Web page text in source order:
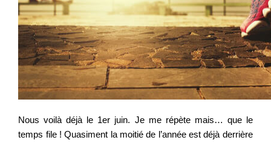
Nous voilà déjà le 1er juin. Je me répète mais… que le
temps file ! Quasiment la moitié de l’année est déjà derrière